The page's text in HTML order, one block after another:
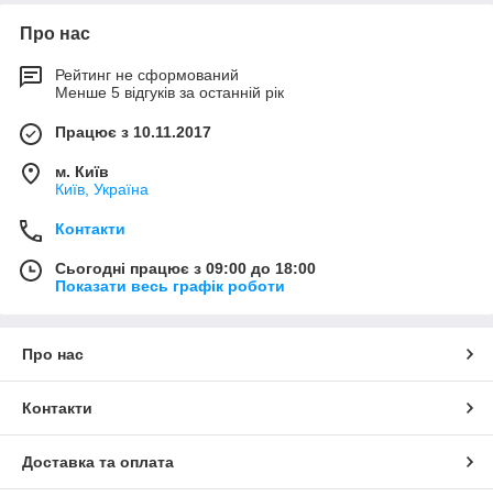
Про нас
Рейтинг не сформований
Менше 5 відгуків за останній рік
Працює з 10.11.2017
м. Київ
Київ, Україна
Контакти
Сьогодні працює з 09:00 до 18:00
Показати весь графік роботи
Про нас
Контакти
Доставка та оплата